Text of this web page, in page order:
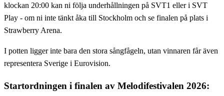
klockan 20:00 kan ni följa underhållningen på SVT1 eller i SVT
Play - om ni inte tänkt åka till Stockholm och se finalen på plats i
Strawberry Arena.
I potten ligger inte bara den stora sångfågeln, utan vinnaren får även
representera Sverige i Eurovision.
Startordningen i finalen av Melodifestivalen 2026: